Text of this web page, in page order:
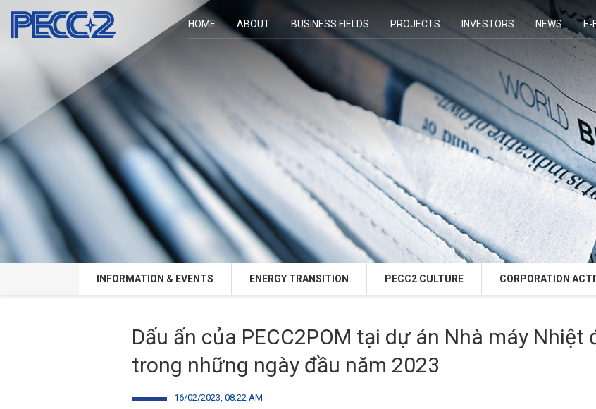
HOME ABOUT BUSINESS FIELDS PROJECTS INVESTORS NEWS E-
INFORMATION & EVENTS ENERGY TRANSITION PECC2 CULTURE CORPORATION
Dấu ấn của PECC2POM tại dự án Nhà máy Nhiệt
trong những ngày đầu năm 2023
16/02/2023, 08:22 AM